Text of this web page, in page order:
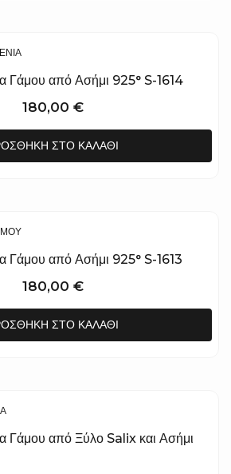
Γάμου από Ασήμι 925° S-1614
180,00 €
ΣΤΟ ΚΑΛΆΘΙ
Γάμου από Ασήμι 925° S-1613
180,00 €
ΣΤΟ ΚΑΛΆΘΙ
Γάμου από Ξύλο Salix και Ασήμι